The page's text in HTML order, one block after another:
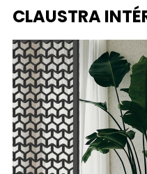
CLAUSTRA